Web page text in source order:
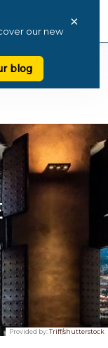
our new
blog
×
Provided by:Triff/shutterstock